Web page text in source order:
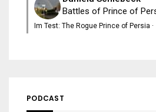
Battles of Prince of
Im Test: The Rogue Prince of Persia ·
PODCAST